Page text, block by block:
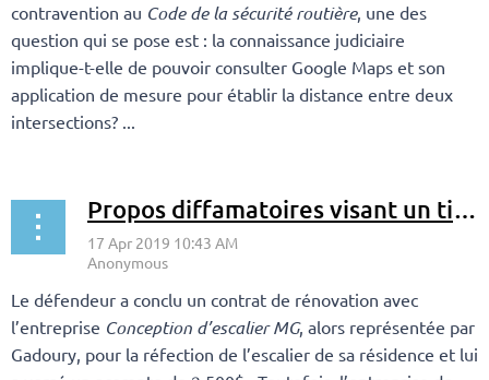
contravention au Code de la sécurité routière, une des
question qui se pose est : la connaissance judiciaire
implique-t-elle de pouvoir consulter Google Maps et son
application de mesure pour établir la distance entre deux
intersections? ...
Propos diffamatoires visant un tiers publiés sur la page Facebook d’une entreprise
Le défendeur a conclu un contrat de rénovation avec
l’entreprise Conception d’escalier MG, alors représentée par
Gadoury, pour la réfection de l’escalier de sa résidence et lui